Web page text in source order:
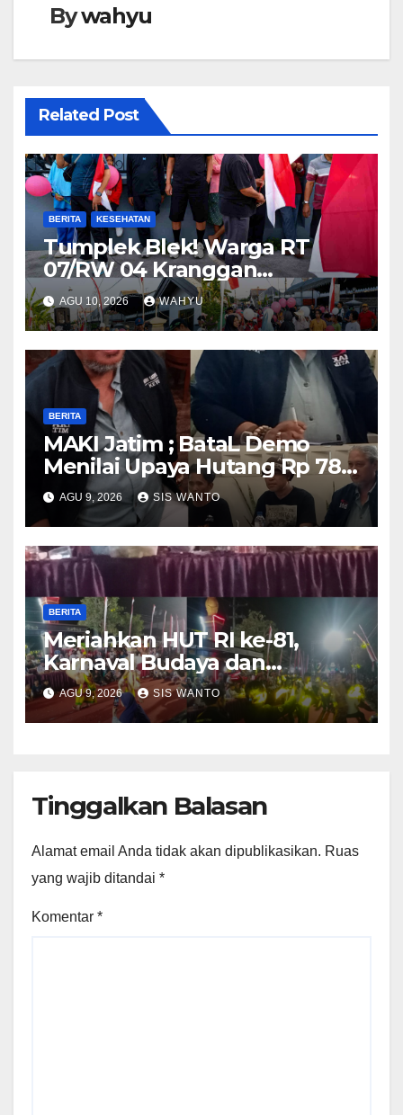
Bywahyu
Related Post
BERITA KESEHATAN
Tumplek Blek! Warga RT
07/RW 04 Kranggan
Gumul/SLG(Simpang Lima
Gumul) Gurah Kediri
Meriahkan HUT RI ke-81, Jalan
Santai Dibanjiri Ratusan
Hadiah
AGU 10, 2026 WAHYU
BERITA
MAKI Jatim ; BataL Demo
Menilai Upaya Hutang Rp 785
Milyar Percepatan
Pembangunan Relatif
AGU 9, 2026 SIS WANTO
BERITA
Meriahkan HUT RI ke-81,
Karnaval Budaya dan
Dentuman Sound Horeg
Lighting Lampu Hiasi Langit
Desa Weringinrejo
AGU 9, 2026 SIS WANTO
Tinggalkan Balasan
Alamat email Anda tidak akan dipublikasikan. Ruas
yang wajib ditandai *
Komentar *